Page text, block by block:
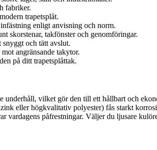
fabriker.
trapetsplåt.
enligt anvisning och norm.
skorstenar, takfönster och genomföringar.
och tätt avslut.
angränsande takytor.
på ditt trapetsplåttak.
vilket gör den till ett hållbart och
eller högkvalitativ polyester) fås starkt
påfrestningar. Väljer du ljusare